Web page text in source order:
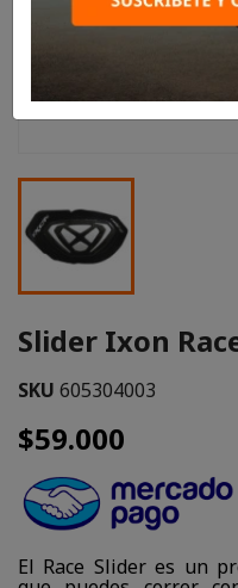
Slider Ixon
SKU 605304003
$59.000
El Race Slider es un